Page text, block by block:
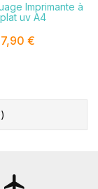
Imprimante à
uv A4
7,90 €